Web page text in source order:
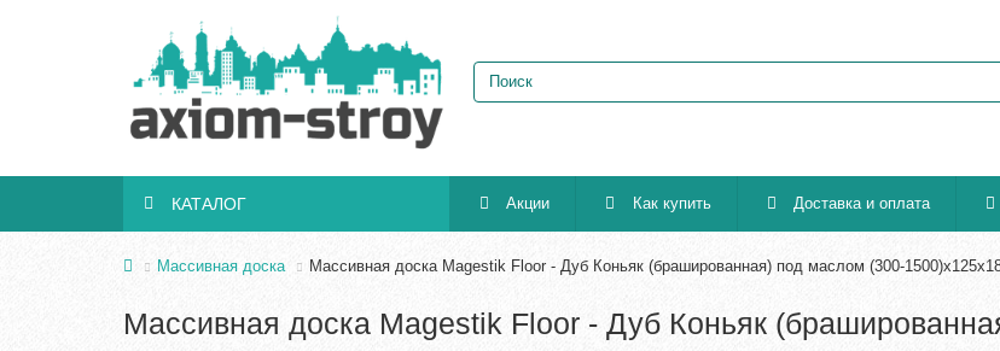
КАТАЛОГ Акции Как купить Доставка и оплата
Массивная доска Массивная доска Magestik Floor - Дуб Коньяк (брашированная) под маслом (300-
Массивная доска Magestik Floor - Дуб Коньяк